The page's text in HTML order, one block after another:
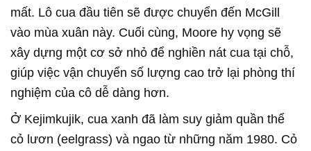
mất. Lô cua đầu tiên sẽ được chuyển đến McGill
vào mùa xuân này. Cuối cùng, Moore hy vọng sẽ
xây dựng một cơ sở nhỏ để nghiền nát cua tại chỗ,
giúp việc vận chuyển số lượng cao trở lại phòng thí
nghiệm của cô dễ dàng hơn.
Ở Kejimkujik, cua xanh đã làm suy giảm quần thể
cỏ lươn (eelgrass) và ngao từ những năm 1980. Cỏ